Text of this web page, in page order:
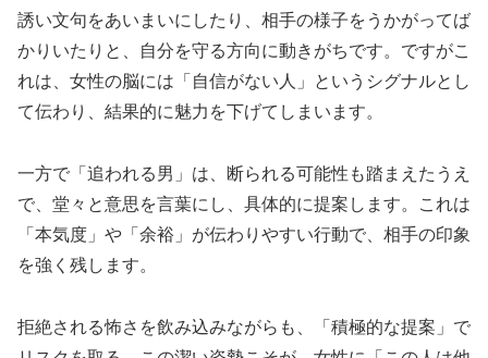
誘い文句をあいまいにしたり、相手の様子をうかがってば
かりいたりと、自分を守る方向に動きがちです。ですがこ
れは、女性の脳には「自信がない人」というシグナルとし
て伝わり、結果的に魅力を下げてしまいます。
一方で「追われる男」は、断られる可能性も踏まえたうえ
で、堂々と意思を言葉にし、具体的に提案します。これは
「本気度」や「余裕」が伝わりやすい行動で、相手の印象
を強く残します。
拒絶される怖さを飲み込みながらも、「積極的な提案」で